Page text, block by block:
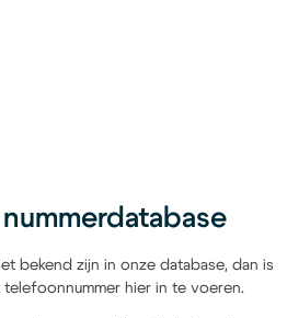
bekend zijn in onze database, dan is
hier in te voeren.